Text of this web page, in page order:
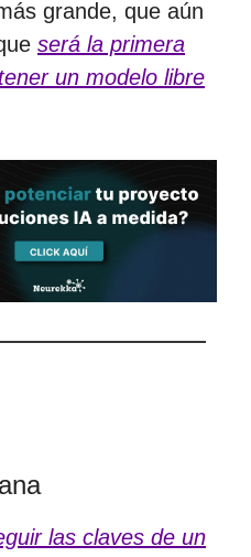
grande, que aún
será la primera
un modelo libre
las claves de un